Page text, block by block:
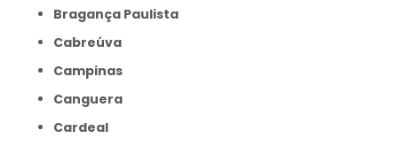
Bragança Paulista
Cabreúva
Campinas
Canguera
Cardeal